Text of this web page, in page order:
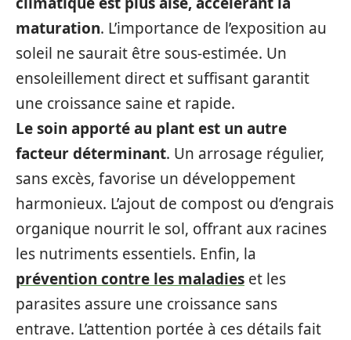
maturation. L’importance de l’exposition au
soleil ne saurait être sous-estimée. Un
ensoleillement direct et suffisant garantit
une croissance saine et rapide.
Le soin apporté au plant est un autre
facteur déterminant. Un arrosage régulier,
sans excès, favorise un développement
harmonieux. L’ajout de compost ou d’engrais
organique nourrit le sol, offrant aux racines
les nutriments essentiels. Enfin, la
prévention contre les maladies et les
parasites assure une croissance sans
entrave. L’attention portée à ces détails fait